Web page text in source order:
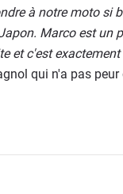
à notre moto si
Marco est un
et c'est
qui n'a pas